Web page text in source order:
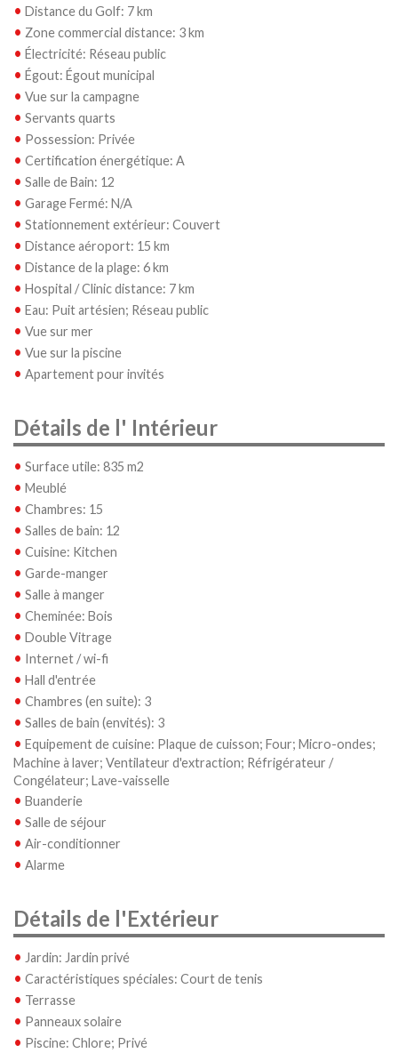
• Distance du Golf: 7 km
• Zone commercial distance: 3 km
• Électricité: Réseau public
• Égout: Égout municipal
• Vue sur la campagne
• Servants quarts
• Possession: Privée
• Certification énergétique: A
• Salle de Bain: 12
• Garage Fermé: N/A
• Stationnement extérieur: Couvert
• Distance aéroport: 15 km
• Distance de la plage: 6 km
• Hospital / Clinic distance: 7 km
• Eau: Puit artésien; Réseau public
• Vue sur mer
• Vue sur la piscine
• Apartement pour invités
Détails de l' Intérieur
• Surface utile: 835 m2
• Meublé
• Chambres: 15
• Salles de bain: 12
• Cuisine: Kitchen
• Garde-manger
• Salle à manger
• Cheminée: Bois
• Double Vitrage
• Internet / wi-fi
• Hall d'entrée
• Chambres (en suite): 3
• Salles de bain (envités): 3
• Equipement de cuisine: Plaque de cuisson; Four; Micro-ondes;
Machine à laver; Ventilateur d'extraction; Réfrigérateur /
Congélateur; Lave-vaisselle
• Buanderie
• Salle de séjour
• Air-conditionner
• Alarme
Détails de l'Extérieur
• Jardin: Jardin privé
• Caractéristiques spéciales: Court de tenis
• Terrasse
• Panneaux solaire
• Piscine: Chlore; Privé